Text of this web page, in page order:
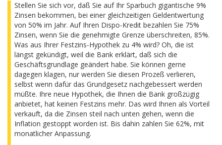
Stellen Sie sich vor, daß Sie auf Ihr Sparbuch gigantische 9%
Zinsen bekommen, bei einer gleichzeitigen Geldentwertung
von 50% im Jahr. Auf Ihren Dispo-Kredit bezahlen Sie 75%
Zinsen, wenn Sie die genehmigte Grenze überschreiten, 85%.
Was aus Ihrer Festzins-Hypothek zu 4% wird? Oh, die ist
längst gekündigt, weil die Bank erklärt, daß sich die
Geschäftsgrundlage geändert habe. Sie können gerne
dagegen klagen, nur werden Sie diesen Prozeß verlieren,
selbst wenn dafür das Grundgesetz nachgebessert werden
müßte. Ihre neue Hypothek, die Ihnen die Bank großzügig
anbietet, hat keinen Festzins mehr. Das wird Ihnen als Vorteil
verkauft, da die Zinsen steil nach unten gehen, wenn die
Inflation gestoppt worden ist. Bis dahin zahlen Sie 62%, mit
monatlicher Anpassung.